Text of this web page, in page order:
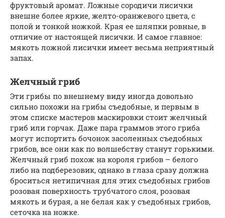
фруктовый аромат. Ложные сородичи лисички
внешне более яркие, желто-оранжевого цвета, с
полой и тонкой ножкой. Края ее шляпки ровные, в
отличие от настоящей лисички. И самое главное:
мякоть ложной лисички имеет весьма неприятный
запах.
Желчный гриб
Эти грибы по внешнему виду иногда довольно
сильно похожи на грибы съедобные, и первым в
этом списке мастеров маскировки стоит желчный
гриб или горчак. Даже пара граммов этого гриба
могут испортить бочонок засоленных съедобных
грибов, все они как по волшебству станут горькими.
Желчный гриб похож на короля грибов – белого
либо на подберезовик, однако в глаза сразу должна
броситься нетипичная для этих съедобных грибов
розовая поверхность трубчатого слоя, розовая
мякоть и бурая, а не белая как у съедобных грибов,
сеточка на ножке.